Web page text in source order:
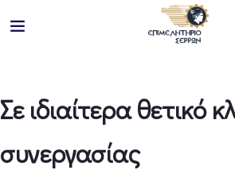
Σε ιδιαίτερα θετικό
συνεργασίας